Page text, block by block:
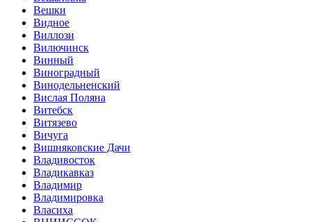
Вешки
Видное
Виллози
Вилючинск
Винный
Виноградный
Винодельненский
Вислая Поляна
Витебск
Витязево
Вичуга
Вишняковские Дачи
Владивосток
Владикавказ
Владимир
Владимировка
Власиха